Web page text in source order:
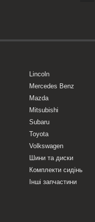
Lincoln
Mercedes Benz
Mazda
Mitsubishi
Subaru
Toyota
Volkswagen
Шини та диски
Комплекти сидінь
Інші запчастини